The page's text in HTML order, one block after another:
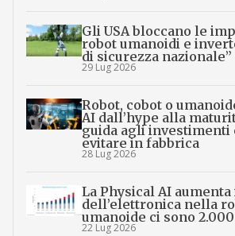
Gli USA bloccano le
robot umanoidi e
di sicurezza nazionale”
29 Lug 2026
Robot, cobot o
AI dall’hype alla
guida agli investimenti
evitare in fabbrica
28 Lug 2026
La Physical AI
dell’elettronica nella
umanoide ci sono
22 Lug 2026